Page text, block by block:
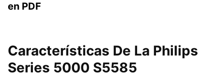
en PDF
Características De La Philips
Series 5000 S5585